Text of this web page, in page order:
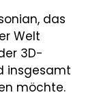
das
Welt
3D-
insgesamt
möchte.